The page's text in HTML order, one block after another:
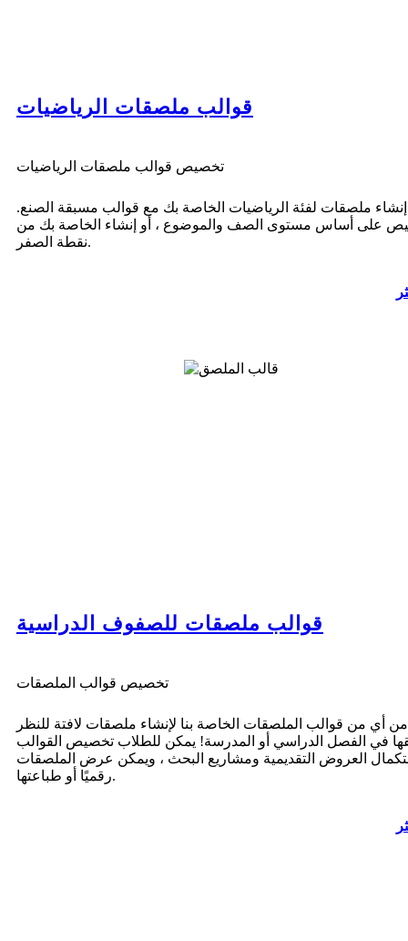
قوالب ملصقات الرياضيات
تخصيص قوالب ملصقات الرياضيات
إنشاء ملصقات لفئة الرياضيات الخاصة بك مع قوالب مسبقة الصنع.
على أساس مستوى الصف والموضوع ، أو إنشاء الخاصة بك من
نقطة الصفر.
قوالب ملصقات للصفوف الدراسية
تخصيص قوالب الملصقات
أي من قوالب الملصقات الخاصة بنا لإنشاء ملصقات لافتة للنظر
في الفصل الدراسي أو المدرسة! يمكن للطلاب تخصيص القوالب
العروض التقديمية ومشاريع البحث ، ويمكن عرض الملصقات
رقميًا أو طباعتها.